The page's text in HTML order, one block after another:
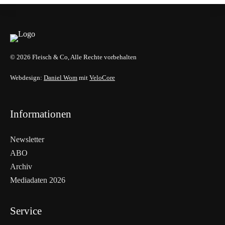
© 2026 Fleisch & Co, Alle Rechte vorbehalten
Webdesign: Daniel Wom mit VeloCore
Informationen
Newsletter
ABO
Archiv
Mediadaten 2026
Service